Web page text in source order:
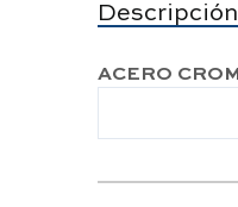
Descripción
ACERO